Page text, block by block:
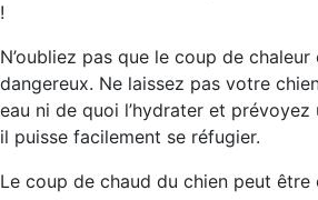
!
N’oubliez pas que le coup de
dangereux. Ne laissez pas votre
eau ni de quoi l’hydrater et
il puisse facilement se réfugier.
Le coup de chaud du chien peut